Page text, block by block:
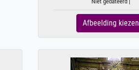
Afbeelding kiezen